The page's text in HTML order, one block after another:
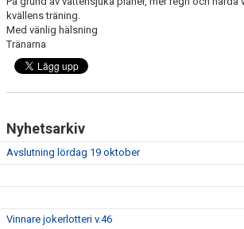
KONTAKT
MEDLEMSANMÄLAN
kvällens träning.
Med vänlig hälsning
Tränarna
Nyhetsarkiv
Avslutning lördag 19 oktober
Vinnare jokerlotteri v.46